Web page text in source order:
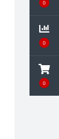
0
0
0